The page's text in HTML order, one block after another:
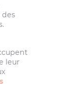
des
leur